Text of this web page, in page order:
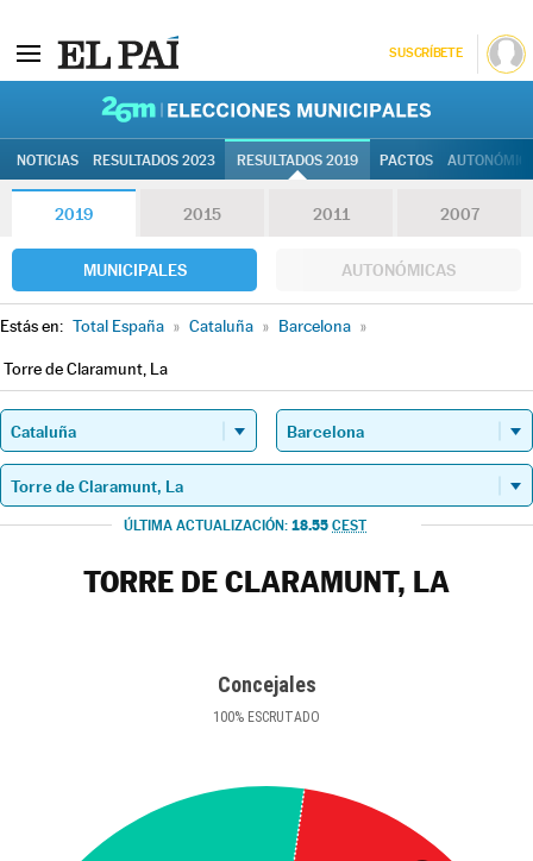
SUSCRÍBETE
NOTICIAS RESULTADOS 2023 RESULTADOS 2019 PACTOS
2019 2015 2011 2007
MUNICIPALES AUTONÓMICAS
Estás en: Total España » Cataluña » Barcelona »
Torre de Claramunt, La
ÚLTIMA ACTUALIZACIÓN: 18.55 CEST
TORRE DE CLARAMUNT, LA
Concejales
100% ESCRUTADO